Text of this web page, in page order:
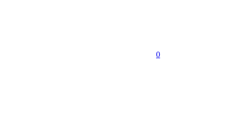
0